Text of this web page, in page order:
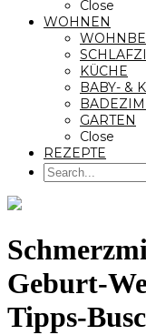
Close
WOHNEN
KÜCHE
BABY- &
GARTEN
Close
REZEPTE
Geburt-
Tipps-